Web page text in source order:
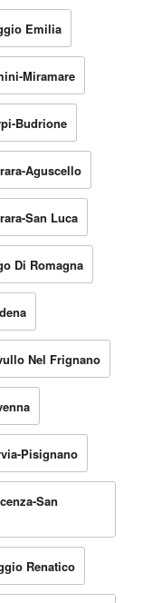
Emilia
Miramare
Budrione
Aguscello
San Luca
Di Romagna
Nel Frignano
Pisignano
San
Renatico